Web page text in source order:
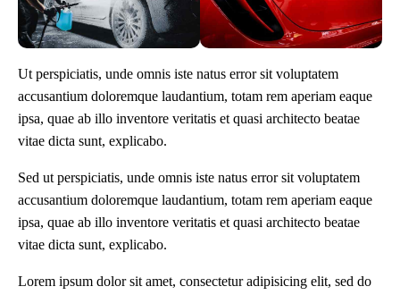
Ut perspiciatis, unde omnis iste natus error sit voluptatem
accusantium doloremque laudantium, totam rem aperiam eaque
ipsa, quae ab illo inventore veritatis et quasi architecto beatae
vitae dicta sunt, explicabo.
Sed ut perspiciatis, unde omnis iste natus error sit voluptatem
accusantium doloremque laudantium, totam rem aperiam eaque
ipsa, quae ab illo inventore veritatis et quasi architecto beatae
vitae dicta sunt, explicabo.
Lorem ipsum dolor sit amet, consectetur adipisicing elit, sed do